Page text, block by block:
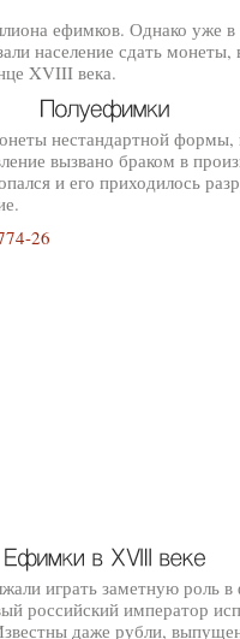
ефимков. Однако уже
население сдать
XVIII века.
нестандартной
вызвано браком в
и его приходилось
играть заметную роль
российский император
даже рубли,